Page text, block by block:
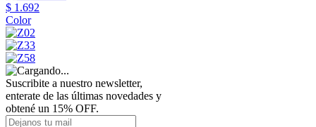
$ 1.692
Color
Suscribite a nuestro newsletter,
enterate de las últimas novedades y
obtené un 15% OFF.